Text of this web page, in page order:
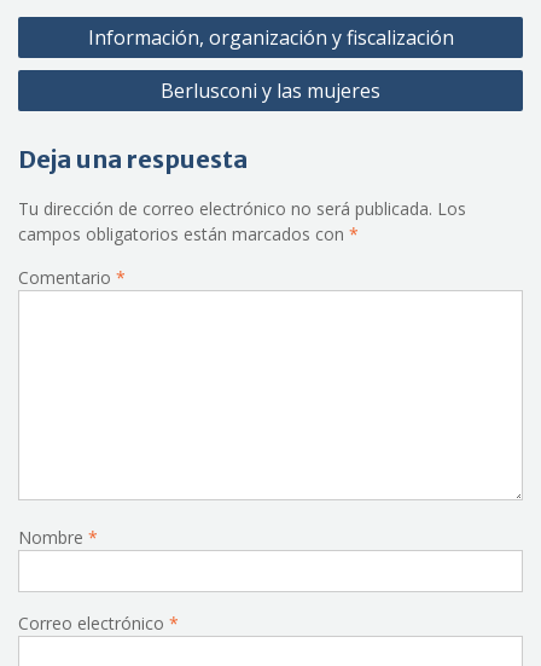
Navegación
de
Información, organización y fiscalización
Berlusconi y las mujeres
Deja una respuesta
Tu dirección de correo electrónico no será publicada. Los
campos obligatorios están marcados con *
Comentario *
Nombre *
Correo electrónico *